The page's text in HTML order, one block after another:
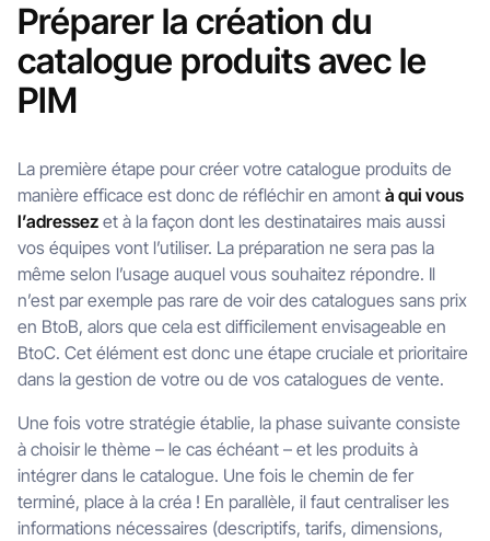
Préparer la création du
catalogue produits avec le
PIM
La première étape pour créer votre catalogue produits de
manière efficace est donc de réfléchir en amont à qui vous
l’adressez et à la façon dont les destinataires mais aussi
vos équipes vont l’utiliser. La préparation ne sera pas la
même selon l’usage auquel vous souhaitez répondre. Il
n’est par exemple pas rare de voir des catalogues sans prix
en BtoB, alors que cela est difficilement envisageable en
BtoC. Cet élément est donc une étape cruciale et prioritaire
dans la gestion de votre ou de vos catalogues de vente.
Une fois votre stratégie établie, la phase suivante consiste
à choisir le thème – le cas échéant – et les produits à
intégrer dans le catalogue. Une fois le chemin de fer
terminé, place à la créa ! En parallèle, il faut centraliser les
informations nécessaires (descriptifs, tarifs, dimensions,